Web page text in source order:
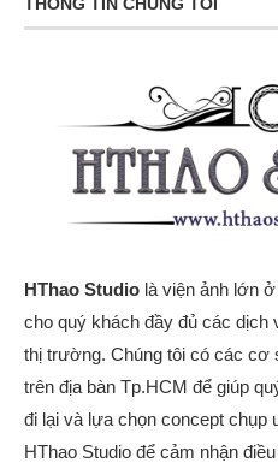
THÔNG TIN CHÚNG TÔI
HThao Studio là viện ảnh lớn
cho quý khách đầy đủ các dịch
thị trường. Chúng tôi có các
trên địa bàn Tp.HCM để giúp
đi lại và lựa chọn concept chụp
HThao Studio để cảm nhận